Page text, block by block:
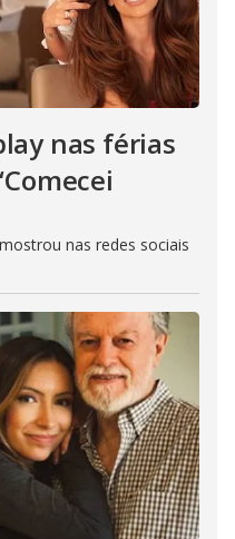
nas férias
nas redes sociais